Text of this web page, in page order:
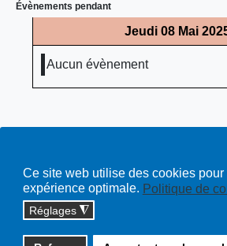
Ce site web utilise des cookies
expérience optimale. Politique de
Réglages ◮
Évènements pendant
Jeudi 08 Mai
Aucun évènement
Copyright © 2026 cossonay.ch - tous